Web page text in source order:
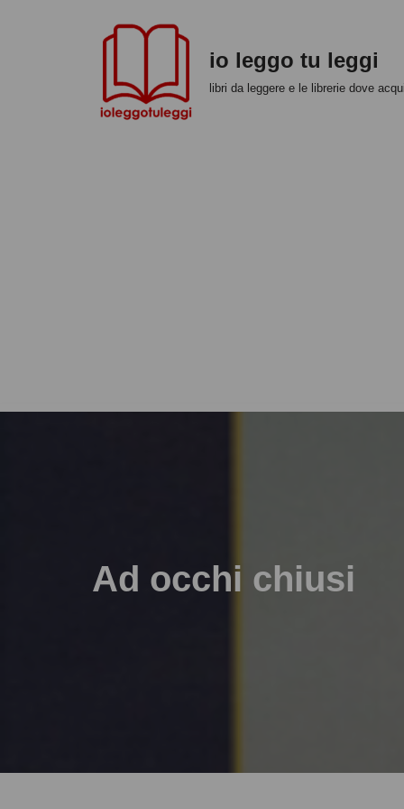
io leggo tu leggi
libri da leggere e le librerie dove
Ad occhi chiusi